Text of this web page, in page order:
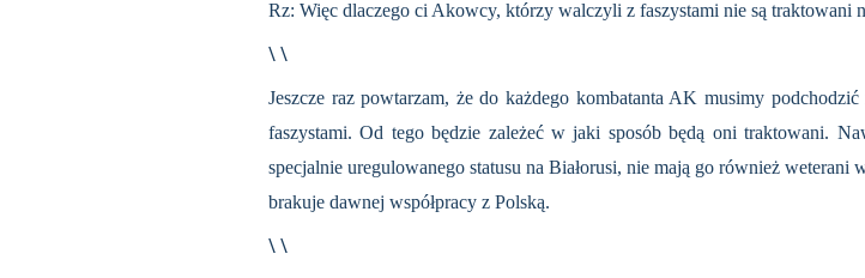
Rz: Więc dlaczego ci Akowcy, którzy walczyli z faszystami nie są traktowani
\ \
Jeszcze raz powtarzam, że do każdego kombatanta AK musimy
faszystami. Od tego będzie zależeć w jaki sposób będą oni traktowani.
specjalnie uregulowanego statusu na Białorusi, nie mają go również
brakuje dawnej współpracy z Polską.
\ \